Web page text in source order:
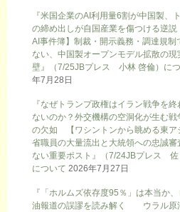
『米国企業のAI利用量6割が中国製、
の締め出しが自国産業を傷つける
AI事件簿】制裁・開示義務・調達規制
ない、中国製オープンモデル拡散の現
壁』（7/25JBプレス 小林 啓倫）に
年7月28日
『なぜトランプ政権はイラン戦争を
ないのか？外交機構の空洞化が生む戦
の欠如 【ワシントンから眺める東ア
省職員の大量流出と大統領への忠誠審
ない重要ポスト』（7/24JBプレス 佐
について 2026年7月27日
『「ホルムズ依存度95％」は本当か
油報道の誤謬を読み解く ウラル原